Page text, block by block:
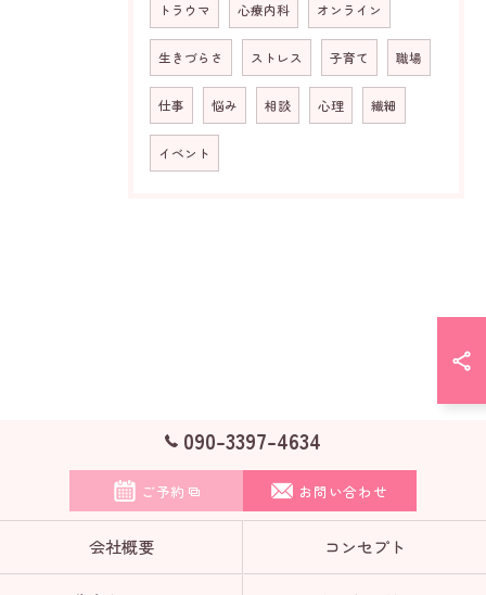
トラウマ 心療内科 オンライン
生きづらさ ストレス 子育て 職場
仕事 悩み 相談 心理 繊細
イベント
090-3397-4634
ご予約 お問い合わせ
会社概要 コンセプト